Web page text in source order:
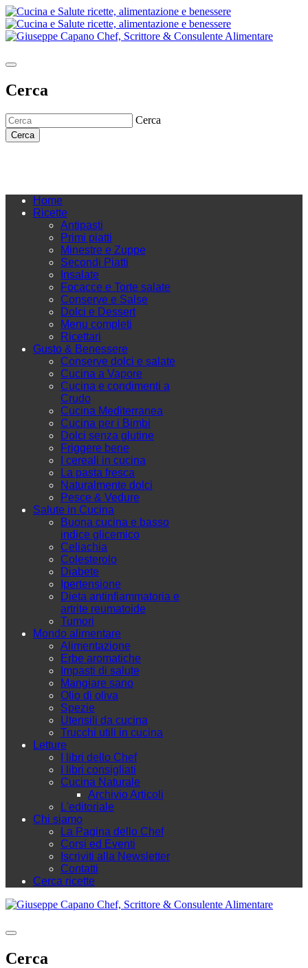
Cerca
Cerca
Cerca
Home
Ricette
Antipasti
Primi piatti
Minestre e Zuppe
Secondi Piatti
Insalate
Focacce e Torte salate
Conserve e Salse
Dolci e Dessert
Menu completi
Ricettari
Gusto & Benessere
Conserve dolci e salate
Cucina a Vapore
Cucina e condimenti a
Crudo
Cucina Mediterranea
Cucina per i Bimbi
Dolci senza glutine
Friggere bene
I cereali in cucina
La pasta fresca
Naturalmente dolci
Pesce & Vedure
Salute in Cucina
Buona cucina e basso
indice glicemico
Celiachia
Colesterolo
Diabete
Ipertensione
Dieta antinfiammatoria e
artrite reumatoide
Tumori
Mondo alimentare
Alimentazione
Erbe aromatiche
Impasti di salute
Mangiare sano
Olio di oliva
Spezie
Utensili da cucina
Trucchi utili in cucina
Letture
I libri dello Chef
I libri consigliati
Cucina Naturale
Archivio Articoli
L'editoriale
Chi siamo
La Pagina dello Chef
Corsi ed Eventi
Iscriviti alla Newsletter
Contatti
Cerca ricette
Cerca